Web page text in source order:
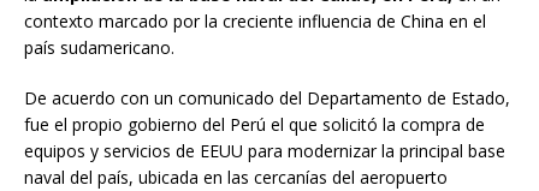
contexto marcado por la creciente influencia de China en el
país sudamericano.
De acuerdo con un comunicado del Departamento de Estado,
fue el propio gobierno del Perú el que solicitó la compra de
equipos y servicios de EEUU para modernizar la principal base
naval del país, ubicada en las cercanías del aeropuerto